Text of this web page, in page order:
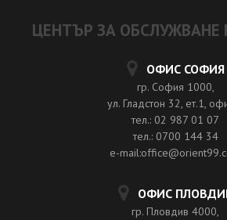
ЦЕНТЪР ЗА ОБСЛУЖВАНЕ
ОФИС СОФИЯ
гр. София 1000,
ул. Гладстон 32, ет.1,
тел.: 02 987 01 07
тел.: 0700 144 34
e-
ОФИС
гр. Пловдив 4000,